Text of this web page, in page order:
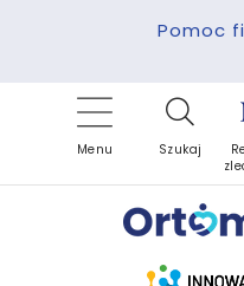
Pomoc
Zrealizuj
Menu Szukaj